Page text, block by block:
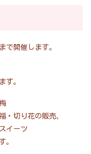
で開催します。
す。
・切り花の販売、
イーツ
。